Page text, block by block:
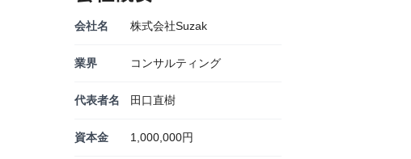
会社名 株式会社Suzak
業界 コンサルティング
代表者名 田口直樹
資本金 1,000,000円